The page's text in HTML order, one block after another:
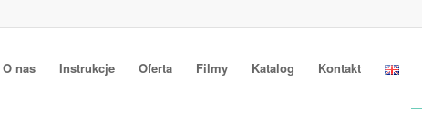
O nas Instrukcje Oferta Filmy Katalog Kontakt